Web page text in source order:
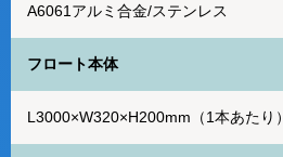
A6061アルミ合金/ステンレス
フロート本体
L3000×W320×H200mm（1本あたり）